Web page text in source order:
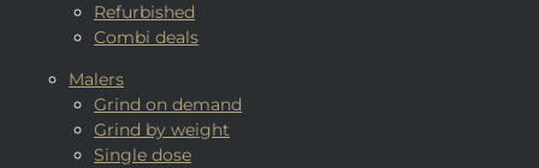
Refurbished
Combi deals
Malers
Grind on demand
Grind by weight
Single dose